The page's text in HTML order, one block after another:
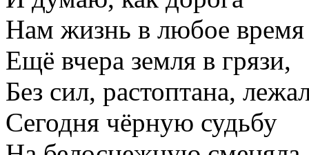
Нам жизнь в любое время
Ещё вчера земля в грязи,
Без сил, растоптана,
Сегодня чёрную судьбу